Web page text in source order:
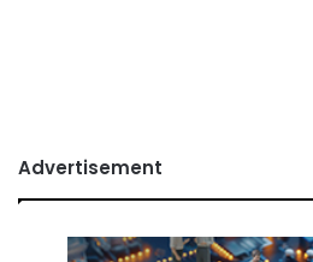
Advertisement